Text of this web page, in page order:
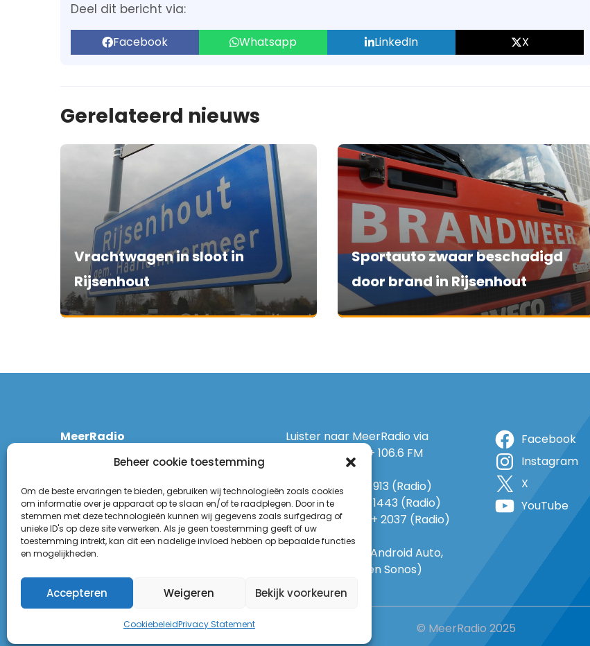
Beheer cookie toestemming
Om de beste ervaringen te bieden, gebruiken wij technologieën zoals cookies
om informatie over je apparaat op te slaan en/of te raadplegen. Door in te
stemmen met deze technologieën kunnen wij gegevens zoals surfgedrag of
unieke ID's op deze site verwerken. Als je geen toestemming geeft of uw
toestemming intrekt, kan dit een nadelige invloed hebben op bepaalde functies
en mogelijkheden.
Accepteren Weigeren Bekijk voorkeuren
CookiebeleidPrivacy Statement
Deel dit bericht via:
Facebook Whatsapp LinkedIn X
Gerelateerd nieuws
Vrachtwagen in sloot in
Rijsenhout
Sportauto zwaar beschadigd
door brand in Rijsenhout
MeerRadio
2131 CT Hoofddorp
(023) 55 55 900
Disclaimer
Privacy Statement
Luister naar MeerRadio via
Ether: 105.5 FM + 106.6 FM
DAB+ op 5A
Ziggo: 38 (TV) + 913 (Radio)
KPN: 1143 (TV) + 1443 (Radio)
Odido 735 (TV) + 2037 (Radio)
Tune-In
(Google Home, Android Auto,
Apple Carplay en Sonos)
Facebook
Instagram
X
YouTube
© MeerRadio 2025